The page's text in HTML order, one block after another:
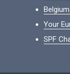
Your
SPF